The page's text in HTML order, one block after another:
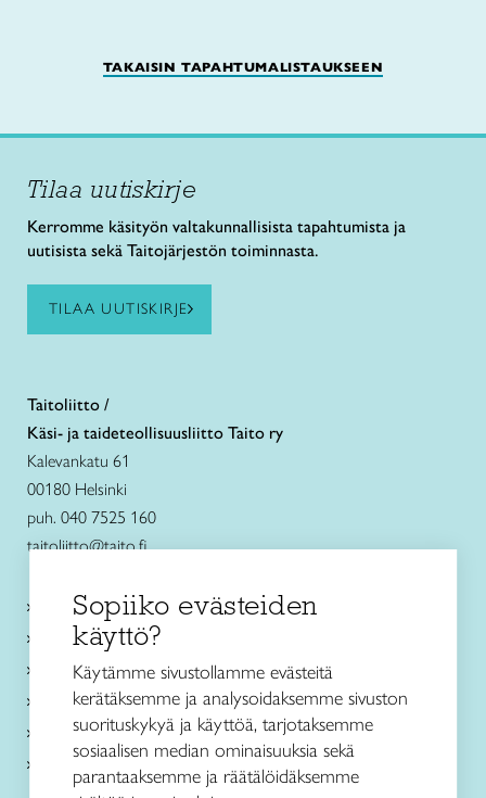
TAKAISIN TAPAHTUMALISTAUKSEEN
Tilaa uutiskirje
Kerromme käsityön valtakunnallisista tapahtumista ja
uutisista sekä Taitojärjestön toiminnasta.
TILAA UUTISKIRJE
Taitoliitto /
Käsi- ja taideteollisuusliitto Taito ry
Kalevankatu 61
00180 Helsinki
puh. 040 7525 160
taitoliitto@taito.fi
Käsityökurssit ja koulutus
Ajankohtaista
Käsityöohjeet
Me olemme Taito
Paikallinen toiminta
Verkkokaupat
Sopiiko evästeiden
käyttö?
Käytämme sivustollamme evästeitä
kerätäksemme ja analysoidaksemme sivuston
suorituskykyä ja käyttöä, tarjotaksemme
sosiaalisen median ominaisuuksia sekä
parantaaksemme ja räätälöidäksemme